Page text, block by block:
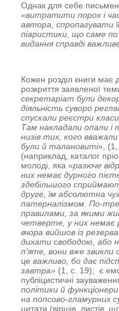
Однак для себе
«витратити порох і
автора, спропагувати
піаристики, що саме по
видання справді
Кожен розділ книги має
розкриття заявленої
секретаріат були
діяльність суворо
спускали реєстри
Там накладали опали і
низів тих, кого
були й талановиті», (1,
(наприклад, каталог
молоді, яка «разюче
них немає дурного
здебільшого
друге, їм абсолютна
патерналізмом. По-
правилами, за якими
четверте, у них немає
вчора вийшов із
дихати свободою, або
п’яте, вони вже звикли
це важливо, бо дає
завтра» (1, с. 19); є
публіцистичні
політики й функціонери
на попсово-гламурних
цитати (віршів, листів,